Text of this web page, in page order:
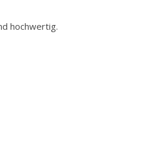
hochwertig.